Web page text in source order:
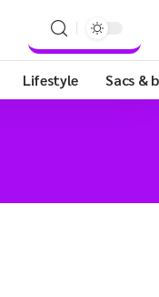
Lifestyle Sacs &